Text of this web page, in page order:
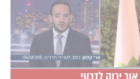
איכות האוכל, השירות
כבול בפועל לספק אחד
הקלות. הם מבקשים את
ולקבל שירות בתנאים
תחום אחר במשק הישראלי".